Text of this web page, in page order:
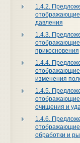
1.4.2.
давления
1.4.3.
прикосновения
1.4.4.
изменения
1.4.5.
очищения и
1.4.6.
обработки и